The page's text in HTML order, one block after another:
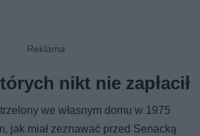
nikt nie zapłacił
we własnym domu w 1975
jak miał zeznawać przed Senacką